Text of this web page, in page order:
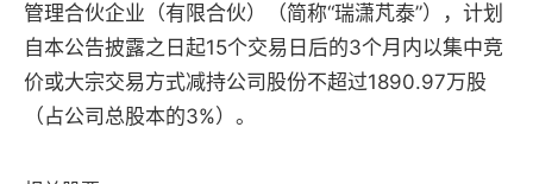
管理合伙企业（有限合伙）（简称“瑞潇芃泰”），计划
自本公告披露之日起15个交易日后的3个月内以集中竞
价或大宗交易方式减持公司股份不超过1890.97万股
（占公司总股本的3%）。